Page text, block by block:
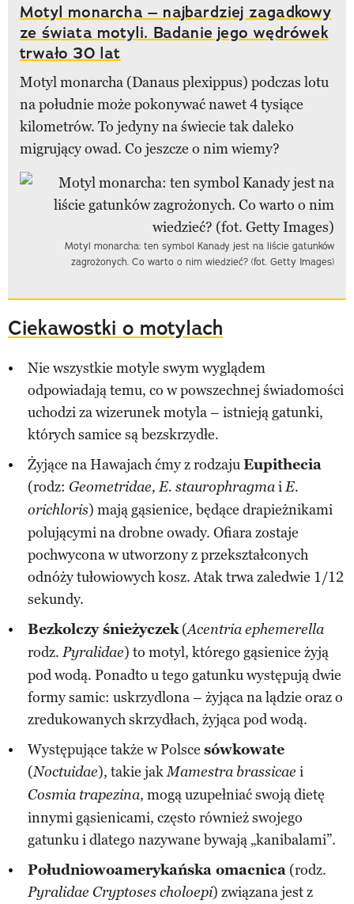
Motyl monarcha – najbardziej zagadkowy
ze świata motyli. Badanie jego wędrówek
trwało 30 lat
Motyl monarcha (Danaus plexippus) podczas lotu
na południe może pokonywać nawet 4 tysiące
kilometrów. To jedyny na świecie tak daleko
migrujący owad. Co jeszcze o nim wiemy?
Motyl monarcha: ten symbol Kanady jest na liście gatunków
zagrożonych. Co warto o nim wiedzieć? (fot. Getty Images)
Ciekawostki o motylach
Nie wszystkie motyle swym wyglądem
odpowiadają temu, co w powszechnej świadomości
uchodzi za wizerunek motyla – istnieją gatunki,
których samice są bezskrzydłe.
Żyjące na Hawajach ćmy z rodzajuEupithecia
(rodz: Geometridae, E. staurophragmaiE.
orichloris) mają gąsienice, będące drapieżnikami
polującymi na drobne owady. Ofiara zostaje
pochwycona w utworzony z przekształconych
odnóży tułowiowych kosz. Atak trwa zaledwie 1/12
sekundy.
Bezkolczy śnieżyczek(Acentria ephemerella
rodz. Pyralidae) to motyl, którego gąsienice żyją
pod wodą. Ponadto u tego gatunku występują dwie
formy samic: uskrzydlona – żyjąca na lądzie oraz o
zredukowanych skrzydłach, żyjąca pod wodą.
Występujące także w Polsce sówkowate
(Noctuidae), takie jakMamestra brassicae i
Cosmia trapezina, mogą uzupełniać swoją dietę
innymi gąsienicami, często również swojego
gatunku i dlatego nazywane bywają „kanibalami”.
Południowoamerykańska omacnica (rodz.
Pyralidae Cryptoses choloepi) związana jest z